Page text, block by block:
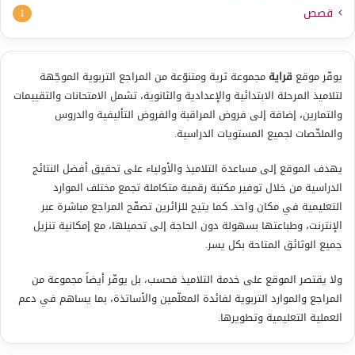
قصص 1
يوفّر موقع قرايةمجموعة ثرية ومتنوّعة من المراجع التربوية الموجّهة
لتلاميذ المرحلة الابتدائية والإعدادية والثانوية، تشمل الامتحانات والتقييمات
والتمارين، إضافة إلى فروض المراقبة والفروض التأليفية والدروس
والملخّصات لجميع المستويات الدراسية.
يهدف الموقع إلى مساعدة التلاميذ والأولياء على تحقيق أفضل النتائج
الدراسية من خلال توفير مكتبة رقمية متكاملة تجمع مختلف الموارد
التعليمية في مكان واحد. كما يتيح للزائرين تصفّح المراجع مباشرة عبر
الإنترنت، وطباعتها بسهولة دون الحاجة إلى تحميلها، مع إمكانية تنزيل
جميع الوثائق المتاحة بكل يسر.
ولا يقتصر الموقع على خدمة التلاميذ فحسب، بل يوفّر أيضاً مجموعة من
المراجع والموارد التربوية لفائدة المعلّمين والأساتذة، بما يساهم في دعم
العملية التعليمية وتطويرها.